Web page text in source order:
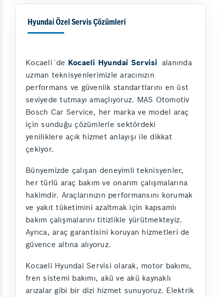
Hyundai Özel Servis Çözümleri
Kocaeli´de Kocaeli Hyundai Servisi alanında
uzman teknisyenlerimizle aracınızın
performans ve güvenlik standartlarını en üst
seviyede tutmayı amaçlıyoruz. MAS Otomotiv
Bosch Car Service, her marka ve model araç
için sunduğu çözümlerle sektördeki
yeniliklere açık hizmet anlayışı ile dikkat
çekiyor.
Bünyemizde çalışan deneyimli teknisyenler,
her türlü araç bakım ve onarım çalışmalarına
hakimdir. Araçlarınızın performansını korumak
ve yakıt tüketimini azaltmak için kapsamlı
bakım çalışmalarını titizlikle yürütmekteyiz.
Ayrıca, araç garantisini koruyan hizmetleri de
güvence altına alıyoruz.
Kocaeli Hyundai Servisi olarak, motor bakımı,
fren sistemi bakımı, akü ve akü kaynaklı
arızalar gibi bir dizi hizmet sunuyoruz. Elektrik